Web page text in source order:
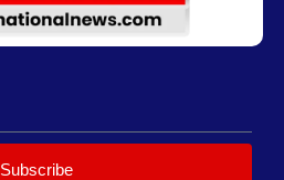
Subscribe